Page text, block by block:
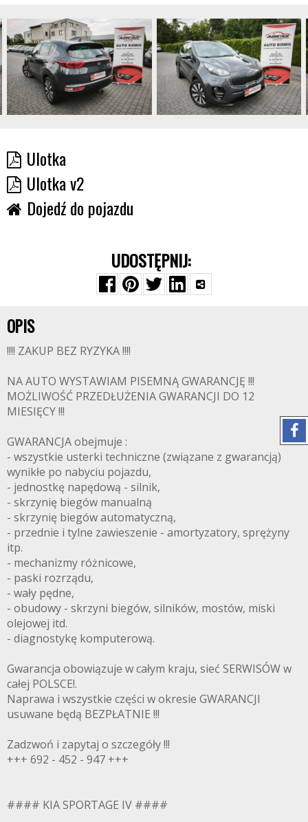
Ulotka
Ulotka v2
Dojedź do pojazdu
UDOSTĘPNIJ:
OPIS
!!!! ZAKUP BEZ RYZYKA !!!!
NA AUTO WYSTAWIAM PISEMNĄ GWARANCJĘ !!!
MOŻLIWOŚĆ PRZEDŁUŻENIA GWARANCJI DO 12
MIESIĘCY !!!
GWARANCJA obejmuje :
- wszystkie usterki techniczne (związane z gwarancją)
wynikłe po nabyciu pojazdu,
- jednostkę napędową - silnik,
- skrzynię biegów manualną
- skrzynię biegów automatyczną,
- przednie i tylne zawieszenie - amortyzatory, sprężyny
itp.
- mechanizmy różnicowe,
- paski rozrządu,
- wały pędne,
- obudowy - skrzyni biegów, silników, mostów, miski
olejowej itd.
- diagnostykę komputerową.
Gwarancja obowiązuje w całym kraju, sieć SERWISÓW w
całej POLSCE!.
Naprawa i wszystkie części w okresie GWARANCJI
usuwane będą BEZPŁATNIE !!!
Zadzwoń i zapytaj o szczegóły !!!
+++ 692 - 452 - 947 +++
#### KIA SPORTAGE IV ####